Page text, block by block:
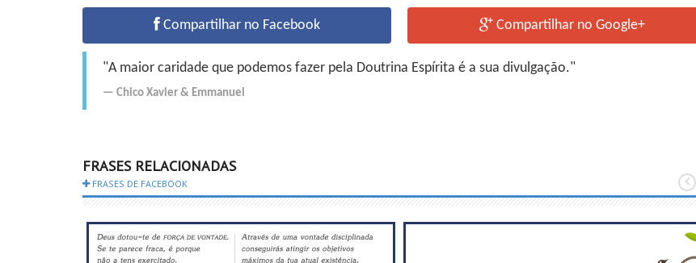
Compartilhar no Facebook Compartilhar no Google+
"A maior caridade que podemos fazer pela Doutrina Espírita é a sua divulgação."
Chico Xavier & Emmanuel
FRASES RELACIONADAS
FRASES DE FACEBOOK